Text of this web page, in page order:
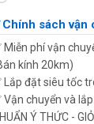
Chính sách vận
Miễn phí vận
kính 20km)
Lắp đặt siêu tốc
Vận chuyển và
Ý THỨC -